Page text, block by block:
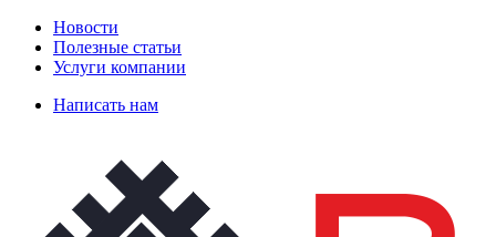
Новости
Полезные статьи
Услуги компании
Написать нам